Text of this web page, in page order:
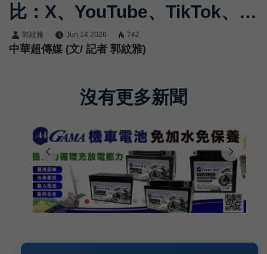
比：X、YouTube、TikTok、
Shopee、MGBOX、
Instagram與Coupang創作者
郭紋雅 Jun 14 2026 742
中華超傳媒 (文/ 記者 郭紋雅)
沒有更多新聞